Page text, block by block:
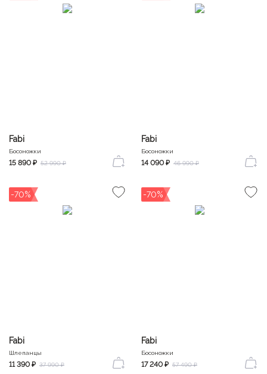
Fabi
Босоножки
15 890 ₽ 52 990 ₽
Fabi
Босоножки
14 090 ₽ 46 990 ₽
-70%
Fabi
Шлепанцы
11 390 ₽ 37 990 ₽
-70%
Fabi
Босоножки
17 240 ₽ 57 490 ₽